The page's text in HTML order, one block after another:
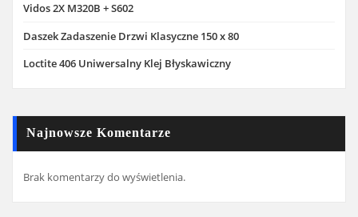
Vidos 2X M320B + S602
Daszek Zadaszenie Drzwi Klasyczne 150 x 80
Loctite 406 Uniwersalny Klej Błyskawiczny
Najnowsze Komentarze
Brak komentarzy do wyświetlenia.